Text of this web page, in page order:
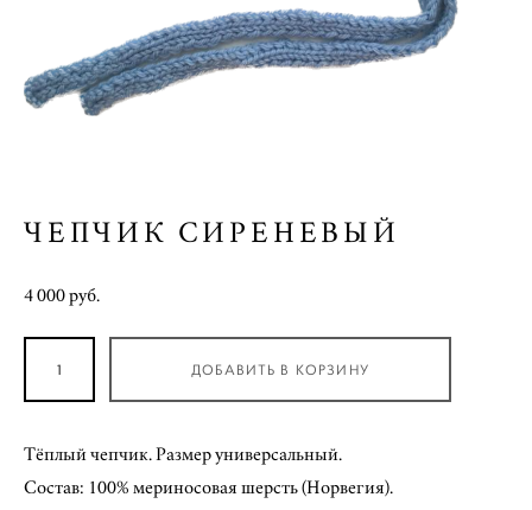
ЧЕПЧИК СИРЕНЕВЫЙ
4 000 pуб.
ДОБАВИТЬ В КОРЗИНУ
Тёплый чепчик. Размер универсальный.
Состав: 100% мериносовая шерсть (Норвегия).